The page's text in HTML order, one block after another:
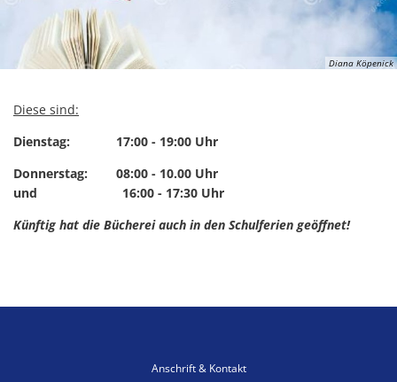
Kommunenfunk
Konsumverbot von Cannabis
Diana Köpenick
Diese sind:
Dienstag:
17:00 - 19:00 Uhr
Donnerstag: 08:00 - 10.00 Uhr
und 16:00 - 17:30 Uhr
Künftig hat die Bücherei auch in den Schulferien geöffnet!
Anschrift & Kontakt